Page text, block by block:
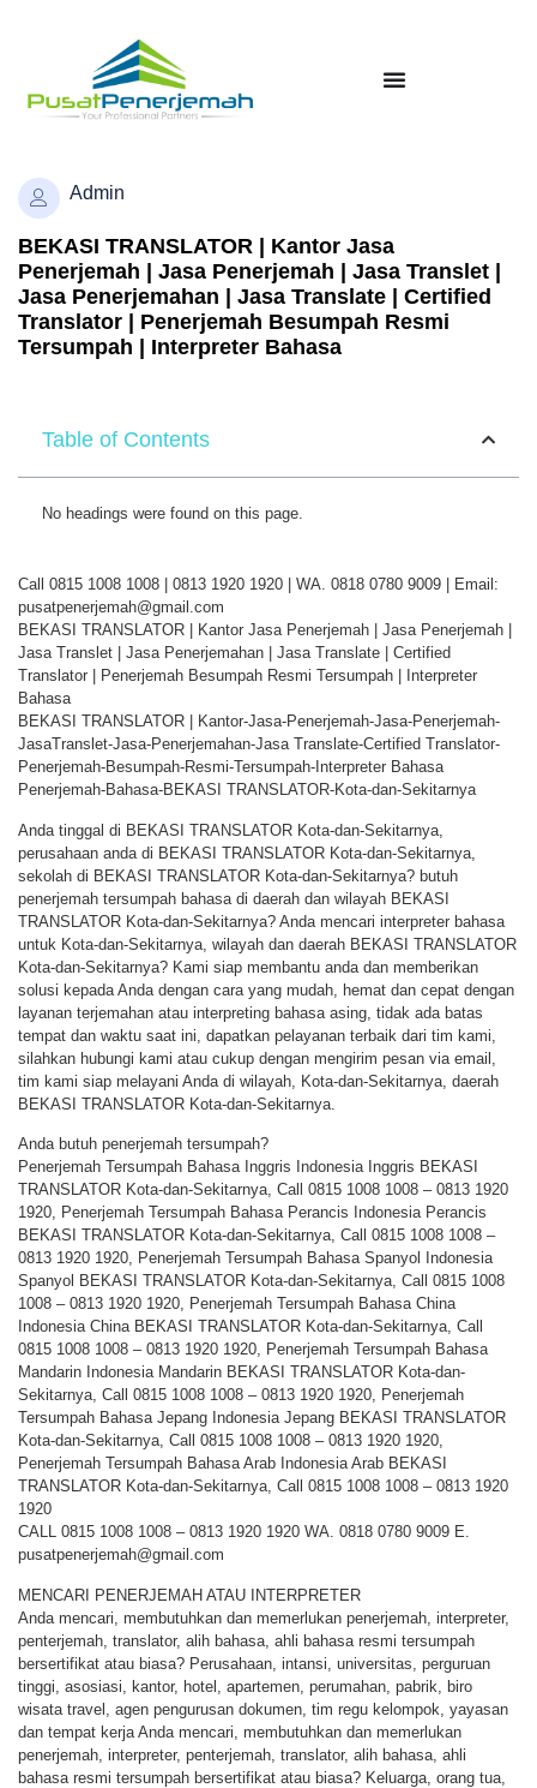
Admin
BEKASI TRANSLATOR | Kantor Jasa
Penerjemah | Jasa Penerjemah | Jasa Translet |
Jasa Penerjemahan | Jasa Translate | Certified
Translator | Penerjemah Besumpah Resmi
Tersumpah | Interpreter Bahasa
Table of Contents
No headings were found on this page.
Call 0815 1008 1008 | 0813 1920 1920 | WA. 0818 0780 9009 | Email:
pusatpenerjemah@gmail.com
BEKASI TRANSLATOR | Kantor Jasa Penerjemah | Jasa Penerjemah |
Jasa Translet | Jasa Penerjemahan | Jasa Translate | Certified
Translator | Penerjemah Besumpah Resmi Tersumpah | Interpreter
Bahasa
BEKASI TRANSLATOR | Kantor-Jasa-Penerjemah-Jasa-Penerjemah-
JasaTranslet-Jasa-Penerjemahan-Jasa Translate-Certified Translator-
Penerjemah-Besumpah-Resmi-Tersumpah-Interpreter Bahasa
Penerjemah-Bahasa-BEKASI TRANSLATOR-Kota-dan-Sekitarnya
Anda tinggal di BEKASI TRANSLATOR Kota-dan-Sekitarnya,
perusahaan anda di BEKASI TRANSLATOR Kota-dan-Sekitarnya,
sekolah di BEKASI TRANSLATOR Kota-dan-Sekitarnya? butuh
penerjemah tersumpah bahasa di daerah dan wilayah BEKASI
TRANSLATOR Kota-dan-Sekitarnya? Anda mencari interpreter bahasa
untuk Kota-dan-Sekitarnya, wilayah dan daerah BEKASI TRANSLATOR
Kota-dan-Sekitarnya? Kami siap membantu anda dan memberikan
solusi kepada Anda dengan cara yang mudah, hemat dan cepat dengan
layanan terjemahan atau interpreting bahasa asing, tidak ada batas
tempat dan waktu saat ini, dapatkan pelayanan terbaik dari tim kami,
silahkan hubungi kami atau cukup dengan mengirim pesan via email,
tim kami siap melayani Anda di wilayah, Kota-dan-Sekitarnya, daerah
BEKASI TRANSLATOR Kota-dan-Sekitarnya.
Anda butuh penerjemah tersumpah?
Penerjemah Tersumpah Bahasa Inggris Indonesia Inggris BEKASI
TRANSLATOR Kota-dan-Sekitarnya, Call 0815 1008 1008 – 0813 1920
1920, Penerjemah Tersumpah Bahasa Perancis Indonesia Perancis
BEKASI TRANSLATOR Kota-dan-Sekitarnya, Call 0815 1008 1008 –
0813 1920 1920, Penerjemah Tersumpah Bahasa Spanyol Indonesia
Spanyol BEKASI TRANSLATOR Kota-dan-Sekitarnya, Call 0815 1008
1008 – 0813 1920 1920, Penerjemah Tersumpah Bahasa China
Indonesia China BEKASI TRANSLATOR Kota-dan-Sekitarnya, Call
0815 1008 1008 – 0813 1920 1920, Penerjemah Tersumpah Bahasa
Mandarin Indonesia Mandarin BEKASI TRANSLATOR Kota-dan-
Sekitarnya, Call 0815 1008 1008 – 0813 1920 1920, Penerjemah
Tersumpah Bahasa Jepang Indonesia Jepang BEKASI TRANSLATOR
Kota-dan-Sekitarnya, Call 0815 1008 1008 – 0813 1920 1920,
Penerjemah Tersumpah Bahasa Arab Indonesia Arab BEKASI
TRANSLATOR Kota-dan-Sekitarnya, Call 0815 1008 1008 – 0813 1920
1920
CALL 0815 1008 1008 – 0813 1920 1920 WA. 0818 0780 9009 E.
pusatpenerjemah@gmail.com
MENCARI PENERJEMAH ATAU INTERPRETER
Anda mencari, membutuhkan dan memerlukan penerjemah, interpreter,
penterjemah, translator, alih bahasa, ahli bahasa resmi tersumpah
bersertifikat atau biasa? Perusahaan, intansi, universitas, perguruan
tinggi, asosiasi, kantor, hotel, apartemen, perumahan, pabrik, biro
wisata travel, agen pengurusan dokumen, tim regu kelompok, yayasan
dan tempat kerja Anda mencari, membutuhkan dan memerlukan
penerjemah, interpreter, penterjemah, translator, alih bahasa, ahli
bahasa resmi tersumpah bersertifikat atau biasa? Keluarga, orang tua,